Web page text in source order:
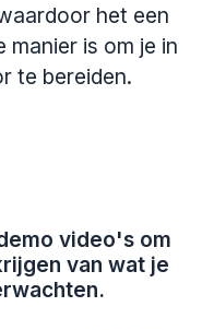
het een
is om je in
te bereiden.
video's om
van wat je